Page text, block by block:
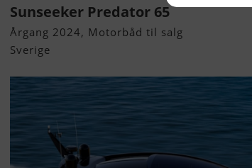
Sunseeker Predator 65
Årgang 2024, Motorbåd til salg
Sverige